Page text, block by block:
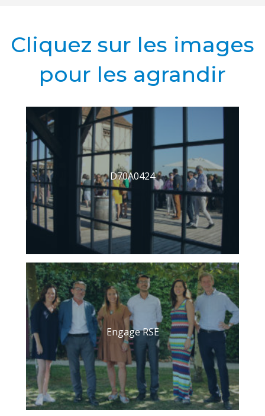
Cliquez sur les images
pour les agrandir
D70A0424
Engage RSE